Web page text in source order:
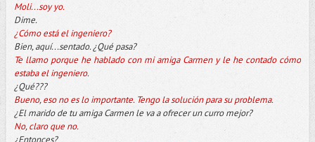
Moli...soy yo.
Dime.
¿Cómo está el ingeniero?
Bien, aquí...sentado. ¿Qué pasa?
Te llamo porque he hablado con mi amiga Carmen y le he contado cómo
estaba el ingeniero.
¿Qué???
Bueno, eso no es lo importante. Tengo la solución para su problema.
¿El marido de tu amiga Carmen le va a ofrecer un curro mejor?
No, claro que no.